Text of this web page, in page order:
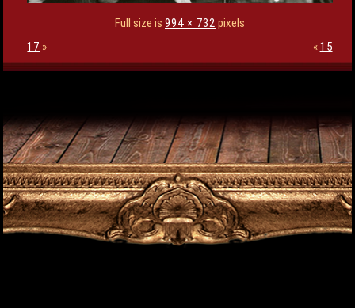
Full size is 994 × 732 pixels
17 » «15